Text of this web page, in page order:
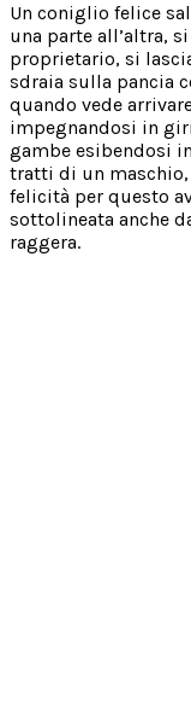
Un coniglio felice
una parte all’altra,
proprietario, si
sdraia sulla pancia
quando vede
impegnandosi in
gambe esibendosi
tratti di un
felicità per questo
sottolineata anche
raggera.